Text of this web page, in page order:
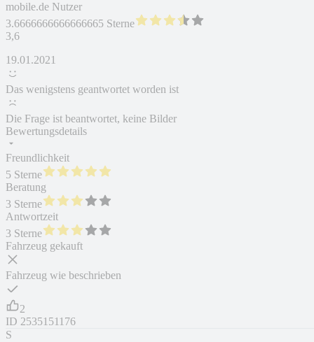
mobile.de Nutzer
3.6666666666666665 Sterne
3,6
19.01.2021
Das wenigstens geantwortet worden ist
Die Frage ist beantwortet, keine Bilder
Bewertungsdetails
Freundlichkeit
5 Sterne
Beratung
3 Sterne
Antwortzeit
3 Sterne
Fahrzeug gekauft
Fahrzeug wie beschrieben
2
ID 2535151176
S